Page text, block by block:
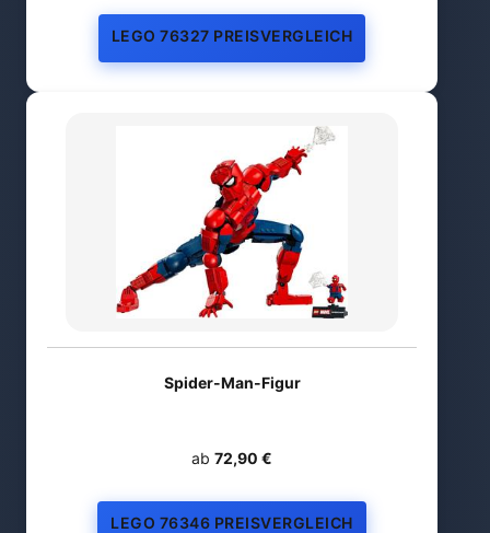
LEGO 76327 PREISVERGLEICH
Spider-Man-Figur
ab 72,90 €
LEGO 76346 PREISVERGLEICH